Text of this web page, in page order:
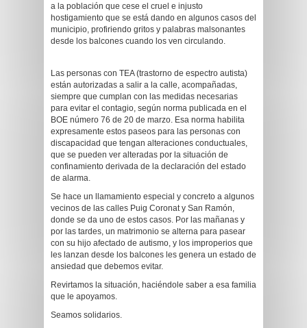
a la población que cese el cruel e injusto
hostigamiento que se está dando en algunos casos del
municipio, profiriendo gritos y palabras malsonantes
desde los balcones cuando los ven circulando.
Las personas con TEA (trastorno de espectro autista)
están autorizadas a salir a la calle, acompañadas,
siempre que cumplan con las medidas necesarias
para evitar el contagio, según norma publicada en el
BOE número 76 de 20 de marzo. Esa norma habilita
expresamente estos paseos para las personas con
discapacidad que tengan alteraciones conductuales,
que se pueden ver alteradas por la situación de
confinamiento derivada de la declaración del estado
de alarma.
Se hace un llamamiento especial y concreto a algunos
vecinos de las calles Puig Coronat y San Ramón,
donde se da uno de estos casos. Por las mañanas y
por las tardes, un matrimonio se alterna para pasear
con su hijo afectado de autismo, y los improperios que
les lanzan desde los balcones les genera un estado de
ansiedad que debemos evitar.
Revirtamos la situación, haciéndole saber a esa familia
que le apoyamos.
Seamos solidarios.